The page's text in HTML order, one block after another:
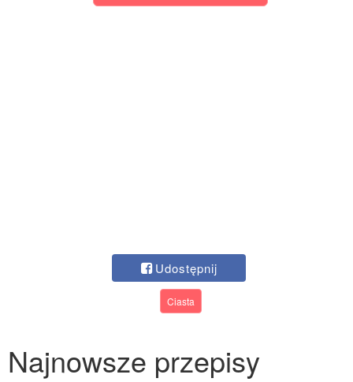
Udostępnij
Ciasta
Najnowsze przepisy